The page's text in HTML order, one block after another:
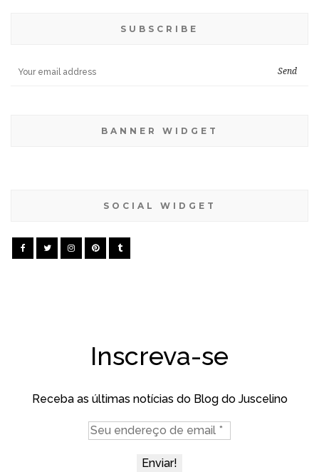
SUBSCRIBE
BANNER WIDGET
SOCIAL WIDGET
Inscreva-se
Receba as últimas notícias do Blog do Juscelino